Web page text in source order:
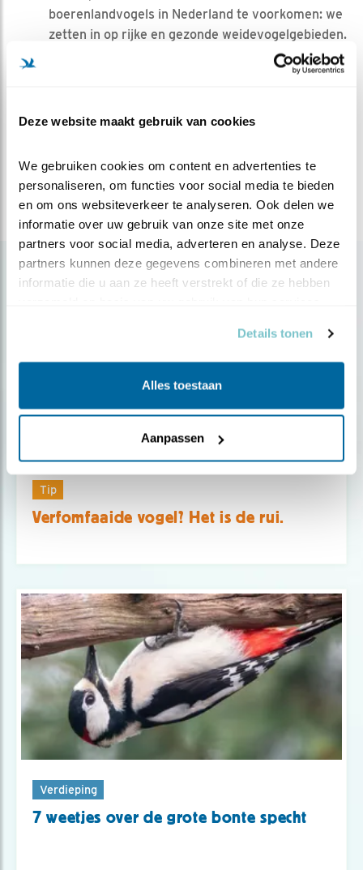
Deze website maakt gebruik van cookies
We gebruiken cookies om content en advertenties te
personaliseren, om functies voor social media te bieden
en om ons websiteverkeer te analyseren. Ook delen we
informatie over uw gebruik van onze site met onze
partners voor social media, adverteren en analyse. Deze
partners kunnen deze gegevens combineren met andere
informatie die u aan ze heeft verstrekt of die ze hebben
Details tonen
Alles toestaan
Aanpassen
boerenlandvogels in Nederland te voorkomen: we
zetten in op rijke en gezonde weidevogelgebieden.
Meer natuur in de stad: natuurvriendelijke steden
bieden plek aan vogels én zorgen voor fijnere en
Bekijk hier een impressie van deze dag
Deel dit bericht
Populair
Tip
Verfomfaaide vogel? Het is de rui.
Verdieping
7 weetjes over de grote bonte specht